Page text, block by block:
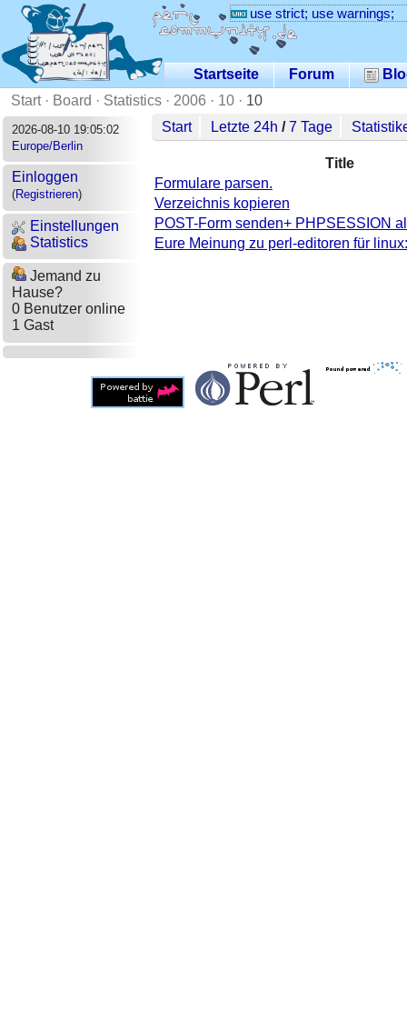
use strict; use warnings;
Startseite Forum
Start· Board · Statistics · 2006 · 10 · 10
2026-08-10 19:05:02
Europe/Berlin
Einloggen
(Registrieren)
Einstellungen
Statistics
Jemand zu
Hause?
0 Benutzer online
1 Gast
Start Letzte 24h /7 Tage
Title
Formulare parsen.
Verzeichnis kopieren
POST-Form senden+ PHPSESSION
Eure Meinung zu perl-editoren für